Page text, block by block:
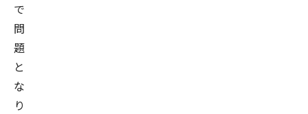
で
問
題
と
な
り